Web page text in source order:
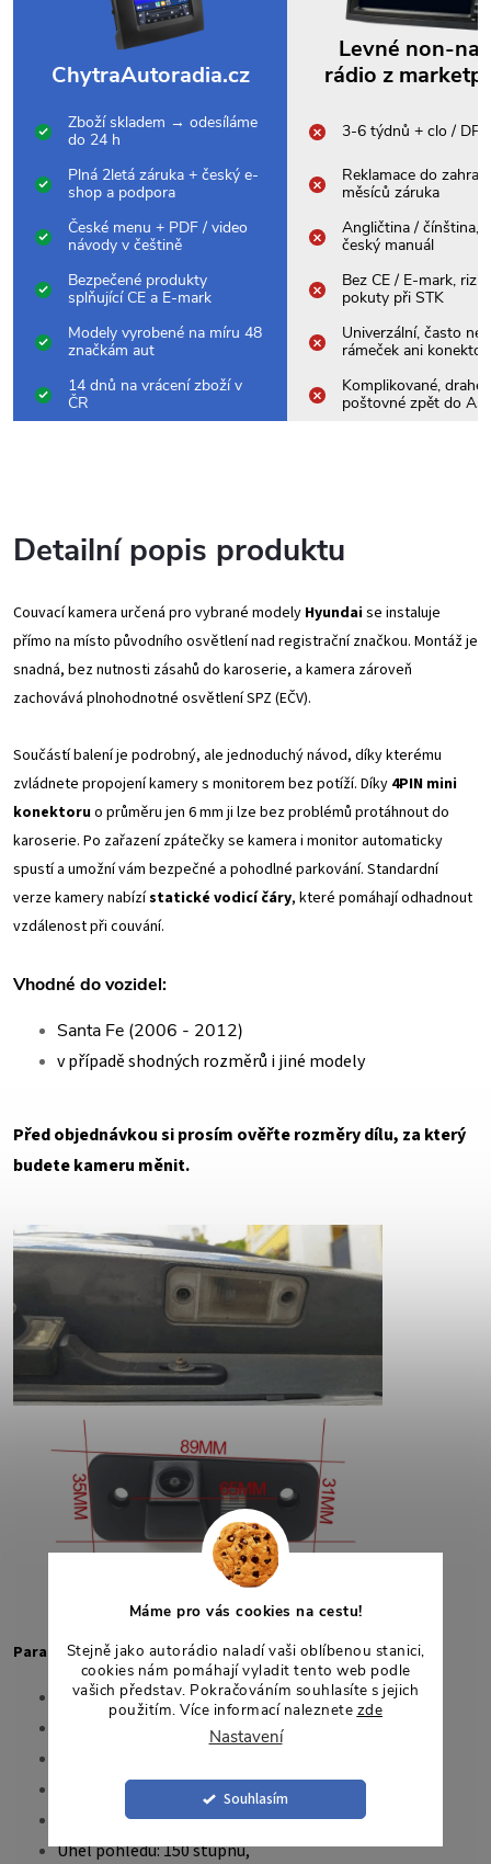
Máme pro vás cookies na cestu!
Stejně jako autorádio naladí vaši oblíbenou stanici,
cookies nám pomáhají vyladit tento web podle
vašich představ. Pokračováním souhlasíte s jejich
použitím. Více informací naleznete zde
Nastavení
Souhlasím
ChytraAutoradia.cz
Levné non-
rádio z
Zboží skladem → odesíláme
do 24 h
3-6 týdnů + clo /
Plná 2letá záruka + český e-
shop a podpora
Reklamace do
měsíců záruka
České menu + PDF / video
návody v češtině
Angličtina / čínština,
český manuál
Bezpečené produkty
splňující CE a E-mark
Bez CE / E-mark,
pokuty při STK
Modely vyrobené na míru 48
značkám aut
Univerzální, často
rámeček ani konektor
14 dnů na vrácení zboží v
ČR
Komplikované, drahé
poštovné zpět do
Detailní popis produktu
Couvací kamera určená pro vybrané modely Hyundaise instaluje
přímo na místo původního osvětlení nad registrační značkou. Montáž je
snadná, bez nutnosti zásahů do karoserie, a kamera zároveň
zachovává plnohodnotné osvětlení SPZ (EČV).
Součástí balení je podrobný, ale jednoduchý návod, díky kterému
zvládnete propojení kamery s monitorem bez potíží. Díky 4PIN mini
konektoruo průměru jen 6 mm ji lze bez problémů protáhnout do
karoserie. Po zařazení zpátečky se kamera i monitor automaticky
spustí a umožní vám bezpečné a pohodlné parkování. Standardní
verze kamery nabízístatické vodicí čáry, které pomáhají odhadnout
vzdálenost při couvání.
Vhodné do vozidel:
Santa Fe (2006 - 2012)
v případě shodných rozměrů i jiné modely
Před objednávkou si prosím ověřte rozměry dílu, za který
budete kameru měnit.
Parametry
Video pixel: CVBS/AHD 1080p,
TV systém: NTSC/PAL,
Provozní napětí: DC12V,
Obrazový snímač: 1/3 palcový barevný CCD,
Úhel pohledu: 150 stupňů,